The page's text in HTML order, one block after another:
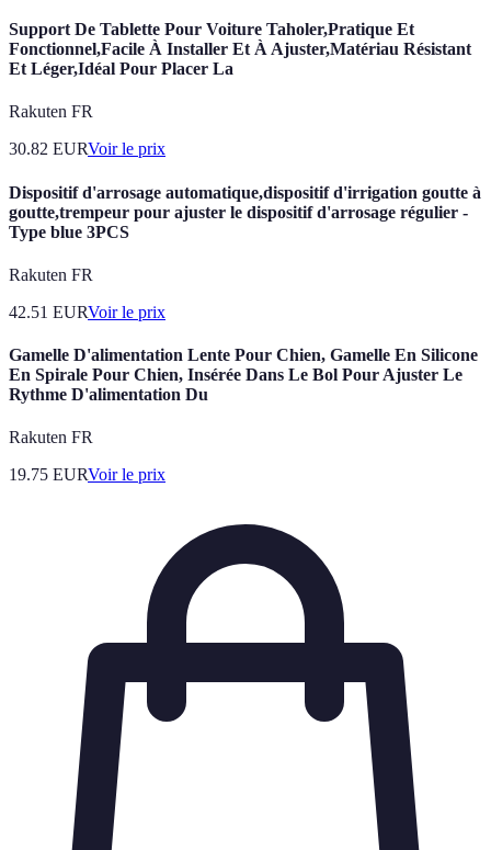
Support De Tablette Pour Voiture Taholer,Pratique Et
Fonctionnel,Facile À Installer Et À Ajuster,Matériau Résistant
Et Léger,Idéal Pour Placer La
Rakuten FR
30.82 EURVoir le prix
Dispositif d'arrosage automatique,dispositif d'irrigation goutte à
goutte,trempeur pour ajuster le dispositif d'arrosage régulier -
Type blue 3PCS
Rakuten FR
42.51 EURVoir le prix
Gamelle D'alimentation Lente Pour Chien, Gamelle En Silicone
En Spirale Pour Chien, Insérée Dans Le Bol Pour Ajuster Le
Rythme D'alimentation Du
Rakuten FR
19.75 EURVoir le prix